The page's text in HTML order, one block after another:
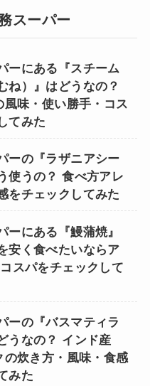
スーパー
ーにある『スチーム
ね）』はどうなの？
風味・使い勝手・コス
てみた
ーの『ラザニアシー
使うの？ 食べ方アレ
をチェックしてみた
ーにある『鰻蒲焼』
安く食べたいならア
スパをチェックして
ーの『バスマティラ
うなの？ インド産
の炊き方・風味・食感
みた